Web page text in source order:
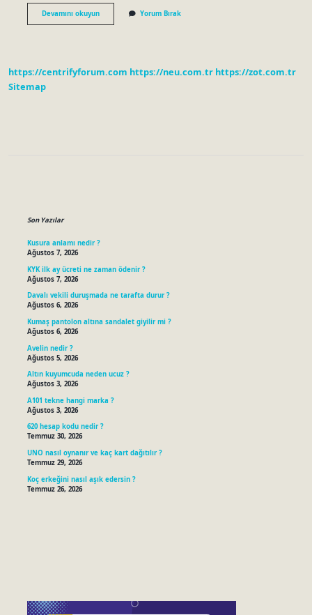
Devamını okuyunMekanik
Nişangah
Yorum Bırak
https://centrifyforum.com https://neu.com.tr https://zot.com.tr
Sitemap
Son Yazılar
Kusura anlamı nedir ?
Ağustos 7, 2026
KYK ilk ay ücreti ne zaman ödenir ?
Ağustos 7, 2026
Davalı vekili duruşmada ne tarafta durur ?
Ağustos 6, 2026
Kumaş pantolon altına sandalet giyilir mi ?
Ağustos 6, 2026
Avelin nedir ?
Ağustos 5, 2026
Altın kuyumcuda neden ucuz ?
Ağustos 3, 2026
A101 tekne hangi marka ?
Ağustos 3, 2026
620 hesap kodu nedir ?
Temmuz 30, 2026
UNO nasıl oynanır ve kaç kart dağıtılır ?
Temmuz 29, 2026
Koç erkeğini nasıl aşık edersin ?
Temmuz 26, 2026